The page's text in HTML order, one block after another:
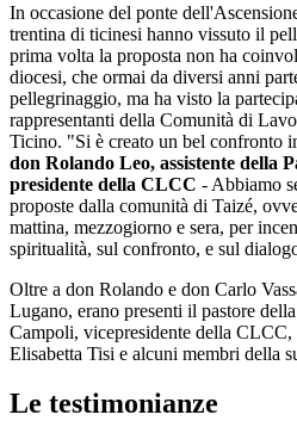
In occasione del ponte
trentina di ticinesi hanno vissuto il
prima volta la proposta non ha
diocesi, che ormai da diversi anni
pellegrinaggio, ma ha visto la
rappresentanti della Comunità di
Ticino. "Si è creato un bel confronto
don Rolando Leo, assistente della
presidente della CLCC - Abbiamo
proposte dalla comunità di Taizé,
mattina, mezzogiorno e sera, per
spiritualità, sul confronto, e sul
Oltre a don Rolando e don Carlo
Lugano, erano presenti il pastore
Campoli, vicepresidente della CLCC,
Elisabetta Tisi e alcuni membri della
Le testimonianze